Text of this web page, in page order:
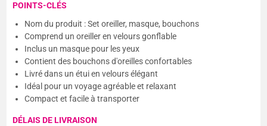
POINTS-CLÉS
Nom du produit : Set oreiller, masque, bouchons
Comprend un oreiller en velours gonflable
Inclus un masque pour les yeux
Contient des bouchons d'oreilles confortables
Livré dans un étui en velours élégant
Idéal pour un voyage agréable et relaxant
Compact et facile à transporter
DÉLAIS DE LIVRAISON